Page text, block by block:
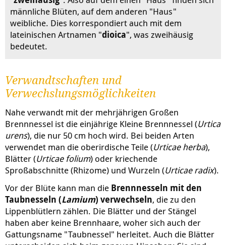
männliche Blüten, auf dem anderen "Haus"
weibliche. Dies korrespondiert auch mit dem
lateinischen Artnamen "dioica", was zweihäusig
bedeutet.
Verwandtschaften und
Verwechslungsmöglichkeiten
Nahe verwandt mit der mehrjährigen Großen
Brennnessel ist die einjährige Kleine Brennnessel (Urtica
urens), die nur 50 cm hoch wird. Bei beiden Arten
verwendet man die oberirdische Teile (Urticae herba),
Blätter (Urticae folium) oder kriechende
Sproßabschnitte (Rhizome) und Wurzeln (Urticae radix).
Vor der Blüte kann man die Brennnesseln mit den
Taubnesseln (Lamium) verwechseln, die zu den
Lippenblütlern zählen. Die Blätter und der Stängel
haben aber keine Brennhaare, woher sich auch der
Gattungsname "Taubnessel" herleitet. Auch die Blätter